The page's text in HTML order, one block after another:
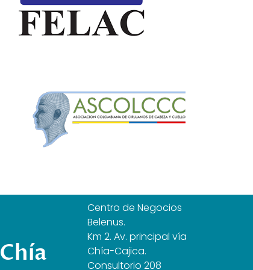
Chía
Centro de Negocios
Belenus.
Km 2. Av. principal vía
Chía-Cajica.
Consultorio 208